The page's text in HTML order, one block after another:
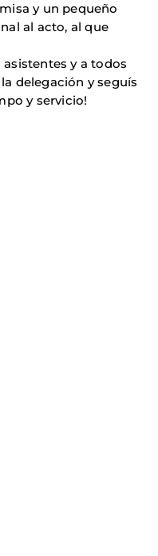
y un pequeño
al acto, al que
asistentes y a todos
delegación y seguís
y servicio!